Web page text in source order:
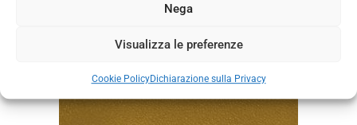
Nega
Visualizza le preferenze
Cookie PolicyDichiarazione sulla Privacy